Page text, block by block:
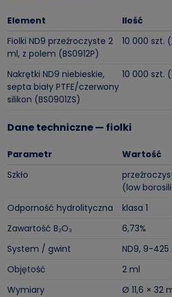
Element
Ilość
Fiolki ND9 przeźroczyste 2
ml, z polem (BS0912P)
10 000 szt.
Nakrętki ND9 niebieskie,
septa biały PTFE/czerwony
silikon (BS0901ZS)
10 000 szt.
Dane techniczne — fiolki
Parametr
Wartość
Szkło
(low
Odporność hydrolityczna
klasa 1
Zawartość B₂O₃
6,73%
System / gwint
ND9, 9-
Objętość
2 ml
Wymiary
Ø 11,6 × 32